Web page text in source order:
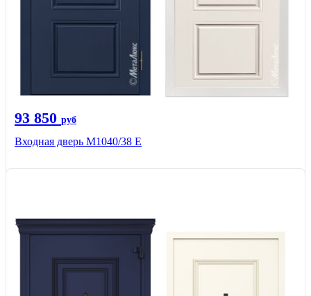
93 850 руб
Входная дверь М1040/38 Е